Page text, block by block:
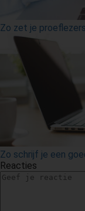
Zo zet je
Zo schrijf je een
Reacties